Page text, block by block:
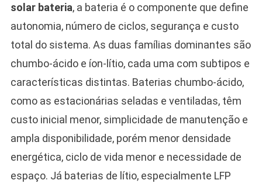
solar bateria, a bateria é o componente que define
autonomia, número de ciclos, segurança e custo
total do sistema. As duas famílias dominantes são
chumbo-ácido e íon-lítio, cada uma com subtipos e
características distintas. Baterias chumbo-ácido,
como as estacionárias seladas e ventiladas, têm
custo inicial menor, simplicidade de manutenção e
ampla disponibilidade, porém menor densidade
energética, ciclo de vida menor e necessidade de
espaço. Já baterias de lítio, especialmente LFP